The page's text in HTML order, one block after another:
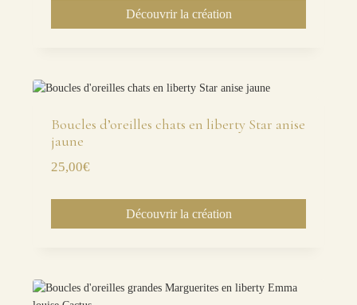
Découvrir la création
Boucles d’oreilles chats en liberty Star anise
jaune
25,00€
Découvrir la création